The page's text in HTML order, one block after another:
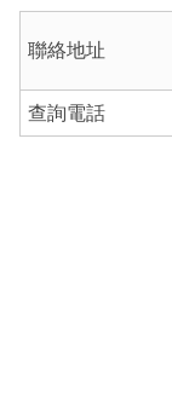
聯絡地址
查詢電話